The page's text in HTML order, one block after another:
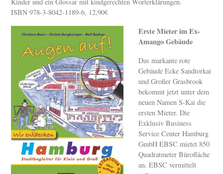
ISBN 978-3-8042-1189-6, 12,90€
Erste Mieter im Ex-
Amango Gebäude
Das markante rote
Gebäude Ecke Sandtorkai
und Großer Grasbrook
bekommt jetzt unter dem
neuen Namen S-Kai die
ersten Mieter. Die
Exklusiv Business
Service Center Hamburg
GmbH EBSC mietet 850
Quadratmeter Bürofläche
an. EBSC vermittelt